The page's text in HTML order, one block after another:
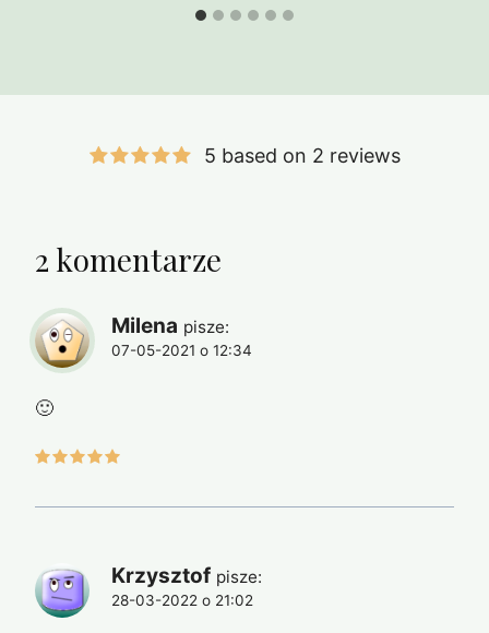
5 based on 2 reviews
2 komentarze
Milena pisze:
07-05-2021 o 12:34
🙂
Krzysztof pisze:
28-03-2022 o 21:02